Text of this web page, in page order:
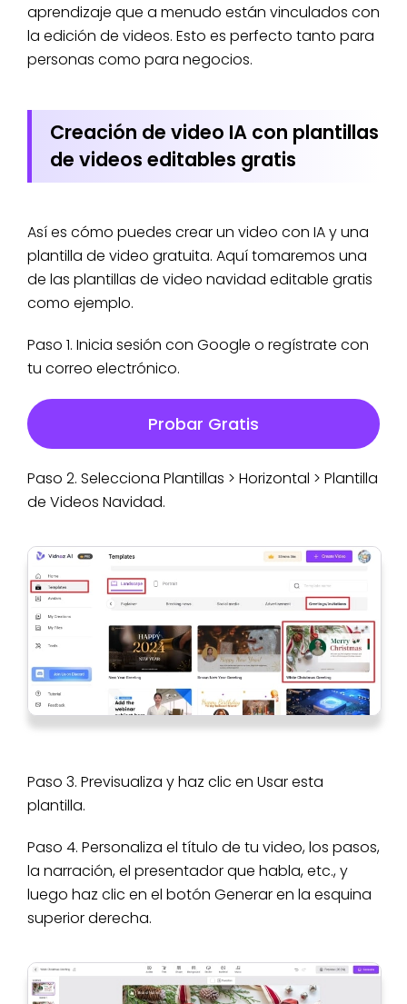
aprendizaje que a menudo están vinculados con
la edición de videos. Esto es perfecto tanto para
personas como para negocios.
Creación de video IA con plantillas
de videos editables gratis
Así es cómo puedes crear un video con IA y una
plantilla de video gratuita. Aquí tomaremos una
de las plantillas de video navidad editable gratis
como ejemplo.
Paso 1. Inicia sesión con Google o regístrate con
tu correo electrónico.
Probar Gratis
Paso 2. Selecciona Plantillas > Horizontal > Plantilla
de Videos Navidad.
Paso 3. Previsualiza y haz clic en Usar esta
plantilla.
Paso 4. Personaliza el título de tu video, los pasos,
la narración, el presentador que habla, etc., y
luego haz clic en el botón Generar en la esquina
superior derecha.